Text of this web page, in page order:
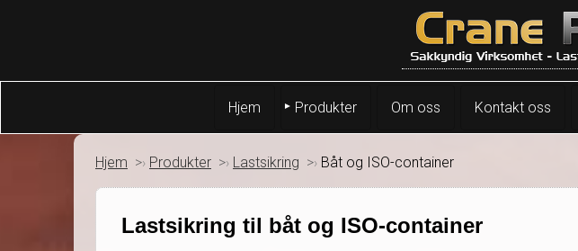
Hjem Produkter Om oss Kontakt oss
Hjem Produkter Lastsikring Båt og ISO-container
Lastsikring til båt og ISO-container